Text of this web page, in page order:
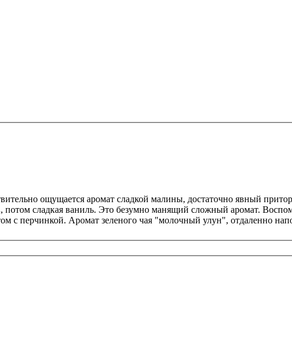
ощущается аромат сладкой малины, достаточно явный
потом сладкая ваниль. Это безумно манящий сложный аромат.
с перчинкой. Аромат зеленого чая "молочный улун", отдаленно